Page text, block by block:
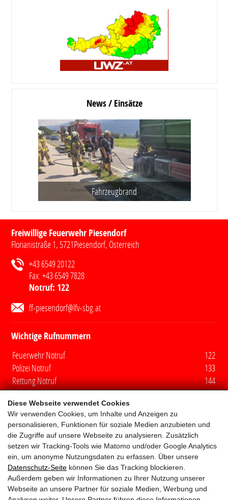
Diese Webseite verwendet Cookies
Wir verwenden Cookies, um Inhalte und Anzeigen zu
personalisieren, Funktionen für soziale Medien anzubieten und
die Zugriffe auf unsere Webseite zu analysieren. Zusätzlich
setzen wir Tracking-Tools wie Matomo und/oder Google Analytics
ein, um anonyme Nutzungsdaten zu erfassen. Über unsere
Datenschutz-Seite können Sie das Tracking blockieren.
Außerdem geben wir Informationen zu Ihrer Nutzung unserer
Webseite an unsere Partner für soziale Medien, Werbung und
News / Einsätze
Fahrzeugbrand
Freiwillige Feuerwehr Piesendorf
Florianistraße 1, 5721Piesendorf, Österreich
+43 6549 20122
Fax:+43 6549 7828
Notruf: 122
ff-piesendorf@lfv-sbg.at
Wichtige Rufnummern
Feuerwehr Notruf
122
Polizei Notruf
133
Rettung Notruf
144
Euro Notruf
112
Quicklinks
Mitglieder
Fuhrpark
Aufgaben